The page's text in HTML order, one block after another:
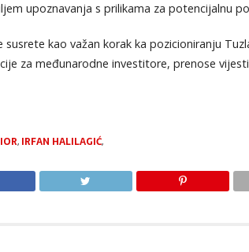
upoznavanja s prilikama za potencijalnu
kao važan korak ka pozicioniranju
za međunarodne investitore, prenose
, IRFAN HALILAGIĆ,